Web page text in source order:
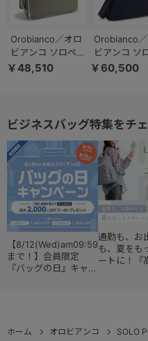
Orobianco／オロ
ビアンコ ソロペル
テ ビジネスバッグ
￥48,510
Orobianco
ビアンコ ソ
テ ビジネス
￥60,500
ビジネスバッグ特集をチ
【8/12(Wed)am09:59
まで！】会員限定
『バッグの日』キャン
通勤も、お
も、夏をも
ートに！『
ホーム オロビアンコ
SOLO